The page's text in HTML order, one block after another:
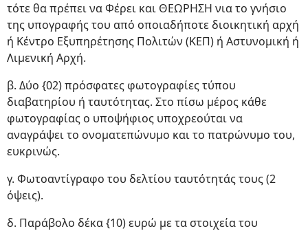
τότε θα πρέπει να Φέρει και ΘΕΩΡΗΣΗ νια το γνήσιο
της υπογραφής του από οποιαδήποτε διοικητική αρχή
ή Κέντρο Εξυπηρέτησης Πολιτών (ΚΕΠ) ή Αστυνομική ή
Λιμενική Αρχή.
β. Δύο {02) πρόσφατες φωτογραφίες τύπου
διαβατηρίου ή ταυτότητας. Στο πίσω μέρος κάθε
φωτογραφίας ο υποψήφιος υποχρεούται να
αναγράψει το ονοματεπώνυμο και το πατρώνυμο του,
ευκρινώς.
γ. Φωτοαντίγραφο του δελτίου ταυτότητάς τους (2
όψεις).
δ. Παράβολο δέκα {10) ευρώ με τα στοιχεία του